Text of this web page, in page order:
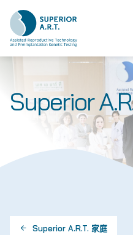
Skip
content
Superior
Superior A.R.T. 家庭